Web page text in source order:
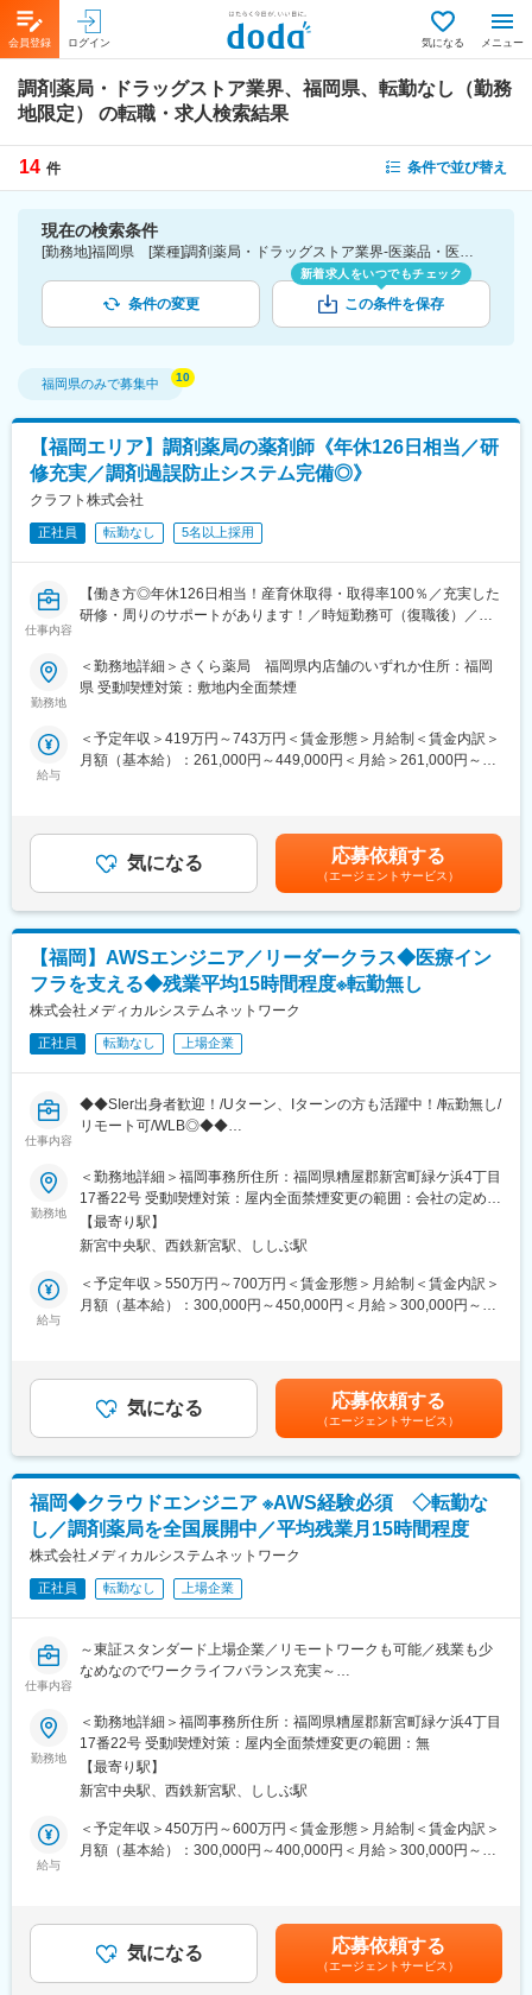
会員登録 ログイン 気になる メニュー
調剤薬局・ドラッグストア業界、福岡県、転勤なし（勤務
地限定）
の転職・求人検索結果
14 件 条件で並び替え
現在の検索条件
[勤務地]福岡県 [業種]調剤薬局・ドラッグストア業界-医薬品・医療機器・ライフサイエンス・医療系サービス [こだわり条件ピックアップ]転勤なし（勤務地限定） [詳細条件](募集・採用情報)転勤なし（勤務地限定）
条件の変更
新着求人をいつでもチェック
この条件を保存
福岡県のみで募集中
【福岡エリア】調剤薬局の薬剤師《年休126日相当／研
修充実／調剤過誤防止システム完備◎》
クラフト株式会社
正社員 転勤なし 5名以上採用
仕事内容
【働き方◎年休126日相当！産育休取得・取得率100％／充実した
研修・周りのサポートがあります！／時短勤務可（復職後）／全
【職務概要】
をお任せします。
す。その一つが約20年前から導入され、進化を続けている調剤シ
ステム「SPITS」。
■処方箋受付から一連の調剤業務を連動させ、業務効率化を図るほ
か、調剤過誤防止機能を高め、患者様と働くスタッフを守ってい
ます。
《業界トップクラスの認定薬局数と盤石化を図る組織体制》
■がん診療連携拠点病院等との密な連携を行いつつ、より高度な薬
学管理や、高い専門性が求められる特殊な調剤に対応できる専門
医療機関連携薬局も取得しています。
ている理由の1つです。
■薬剤師→管理薬剤師→エリアマネージャーを目指せます。個々人
の能力によりますが、2～3年でキャリアアップが可能です。ま
た、管理薬剤師になると月2.5万円の昇給が行われます。
■ご希望によっては、薬剤師専任・マネジメントとしてのキャリア
だけではなく、採用担当／研修担当／本社勤務へのキャリアチェ
ンジも可能です。
■平均残業時間 月11.9時間
■年休126日相当（126日×8時間＝1,008時間）
■中途入社ならではの悩みを解消し、さくら薬局グループのビジョ
ンや社内規定などをご案内。同期入社の方との繋がりを踏まえ、
『さくら薬局の薬剤師』として、安心してキャリアをスタートい
ただくための研修です。
■【生涯学習講座】【薬局薬剤師総論】【疾患別ベーシック講座】
【疾患別アドバンス講座】等、薬局薬剤師・かかりつけ薬剤師に
必要な知識を習得することができます。
勤務地
＜勤務地詳細＞さくら薬局 福岡県内店舗のいずれか住所：福岡
県 受動喫煙対策：敷地内全面禁煙
給与
＜予定年収＞419万円～743万円＜賃金形態＞月給制＜賃金内訳＞
月額（基本給）：261,000円～449,000円＜月給＞261,000円～
性があります。月給(月額)は固定手当を含めた表記です。
気になる 応募依頼する
（エージェントサービス）
【福岡】AWSエンジニア／リーダークラス◆医療イン
フラを支える◆残業平均15時間程度※転勤無し
株式会社メディカルシステムネットワーク
正社員 転勤なし 上場企業
仕事内容
◆◆SIer出身者歓迎！/Uターン、Iターンの方も活躍中！/転勤無し/
リモート可/WLB◎◆◆
全国に450店舗以上を展開する「なの花薬局」をはじめ、医療イ
ンフラを支える多角的な事業を展開する当社にて、クラウドエン
ジニアとしてご活躍いただける方を募集いたします。
■業務内容
流通システム部にて、クラウドエンジニアとしてAWSを中心とし
たクラウドインフラの設計・構築・運用保守をお任せします。ま
化に伴い、今後さらなる強化を予定。事業成長を支える重要なポ
ジションとして、裁量を持って技術選定や改善提案にも関われま
AWS関連資格取得、技術書購入、外部研修などは会社が費用を負
担。新しい技術への挑戦を後押しする風土があり、「やりたい」
と手を挙げればチャレンジできる環境です。
■組織構成
システム本部は59名で構成されており、年齢も20代～50代まで幅
広く在籍しております。
■キャリアパス
ご経験や志向に応じて、インフラ領域のスペシャリストとして技
プアップも可能です。
■働きやすい環境
残業は月平均15時間程度なので、ワークライフバランスを重視す
で、効率のいい働き方も実現可能です。
産休・育休取得後の復帰率も約98％など、高い定着率が特徴で、
医薬品ネットワーク事業・調剤薬局事業・賃貸設備関連事業・給
食事業・訪問介護事業等、地域の「医・食・住」のインフラとし
て地域住民の健康を支えるトータルサービス事業を展開していま
勤務地
＜勤務地詳細＞福岡事務所住所：福岡県糟屋郡新宮町緑ケ浜4丁目
17番22号 受動喫煙対策：屋内全面禁煙変更の範囲：会社の定める
事業所（リモートワーク含む）
【最寄り駅】
新宮中央駅、西鉄新宮駅、ししぶ駅
給与
＜予定年収＞550万円～700万円＜賃金形態＞月給制＜賃金内訳＞
月額（基本給）：300,000円～450,000円＜月給＞300,000円～
も目安の金額であり、選考を通じて上下する可能性があります。
月給(月額)は固定手当を含めた表記です。
気になる 応募依頼する
（エージェントサービス）
福岡◆クラウドエンジニア ※AWS経験必須 ◇転勤な
し／調剤薬局を全国展開中／平均残業月15時間程度
株式会社メディカルシステムネットワーク
正社員 転勤なし 上場企業
仕事内容
～東証スタンダード上場企業／リモートワークも可能／残業も少
なめなのでワークライフバランス充実～
■業務内容：
全国で400店舗以上調剤薬局【なの花薬局】を展開している当社
において、クラウドエンジニアとして業務を担当して頂きます。
現在システム開発、構築強化しており、今後の事業展開、店舗増
加を見据えてクラウドエンジニアを急募いたします。
具体的な業務としては、システム開発におけるクラウドインフラ
■組織構成：
システム本部は59名で構成されており、年齢も20代～50代まで幅
勤務地
＜勤務地詳細＞福岡事務所住所：福岡県糟屋郡新宮町緑ケ浜4丁目
17番22号 受動喫煙対策：屋内全面禁煙変更の範囲：無
【最寄り駅】
新宮中央駅、西鉄新宮駅、ししぶ駅
給与
＜予定年収＞450万円～600万円＜賃金形態＞月給制＜賃金内訳＞
月額（基本給）：300,000円～400,000円＜月給＞300,000円～
も目安の金額であり、選考を通じて上下する可能性があります。
月給(月額)は固定手当を含めた表記です。
気になる 応募依頼する
（エージェントサービス）